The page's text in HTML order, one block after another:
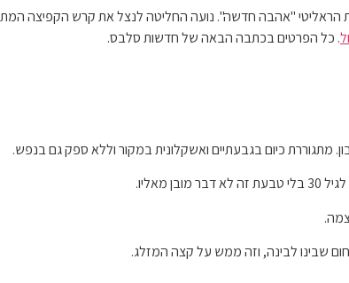
הראליטי "אהבה חדשה". נועה החליטה לנצל את קרש
. כל הפרטים בכתבה הבאה של חדשות סלבס.
מאליו.
שבינו לבינה, וזה ממש על קצה המזלג.